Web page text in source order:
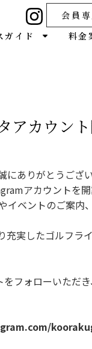
会員
ガイド 料金
アカウン
ありがとうござい
アカウントを開
イベントのご案内
実したゴルフラ
フォローいただき